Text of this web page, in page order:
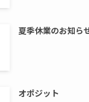
夏季休業のお知ら
オポジット